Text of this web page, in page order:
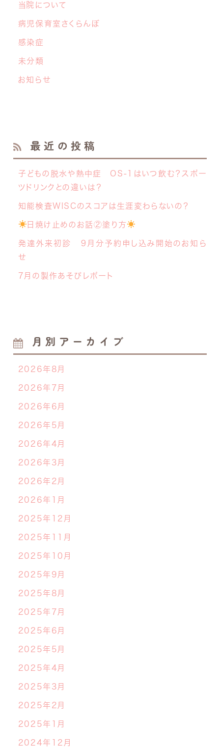
当院について
病児保育室さくらんぼ
感染症
未分類
お知らせ
最近の投稿
子どもの脱水や熱中症 OS-1はいつ飲む？スポー
ツドリンクとの違いは？
知能検査WISCのスコアは生涯変わらないの？
日焼け止めのお話②塗り方
発達外来初診 ９月分予約申し込み開始のお知ら
せ
7月の製作あそびレポート
月別アーカイブ
2026年8月
2026年7月
2026年6月
2026年5月
2026年4月
2026年3月
2026年2月
2026年1月
2025年12月
2025年11月
2025年10月
2025年9月
2025年8月
2025年7月
2025年6月
2025年5月
2025年4月
2025年3月
2025年2月
2025年1月
2024年12月